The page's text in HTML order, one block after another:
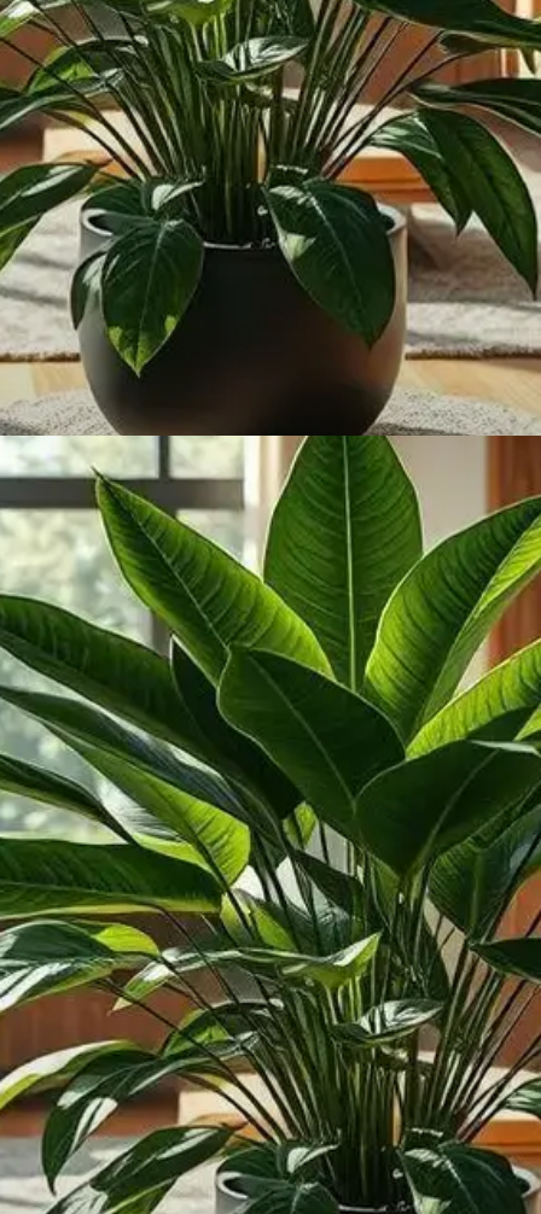
INFORMAÇÃO
O que é Zamioculca?
Uma planta de interior popular, com folhas brilhantes
e espessas.